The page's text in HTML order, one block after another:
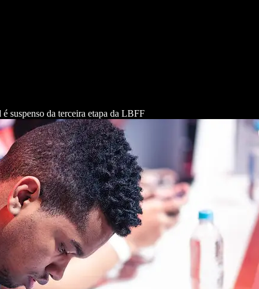
suspenso da terceira etapa da LBFF